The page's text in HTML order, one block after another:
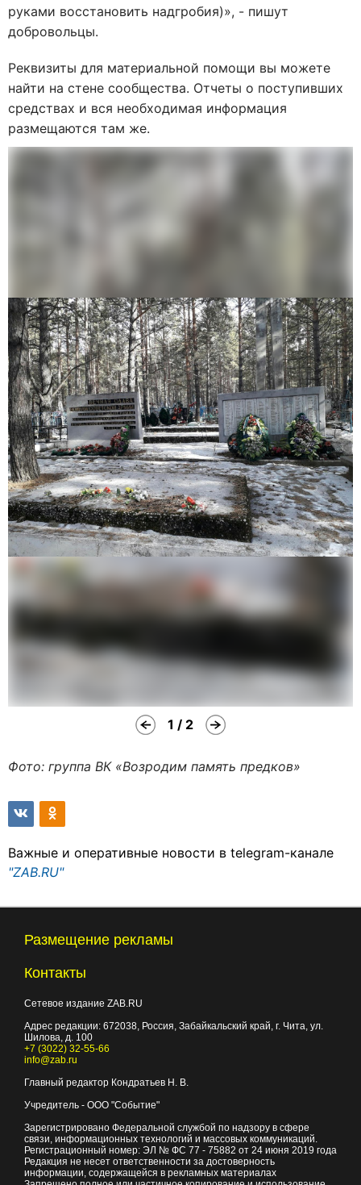
руками восстановить надгробия)», - пишут
добровольцы.
Реквизиты для материальной помощи вы можете
найти на стене сообщества. Отчеты о поступивших
средствах и вся необходимая информация
размещаются там же.
1 / 2
Фото: группа ВК «Возродим память предков»
Важные и оперативные новости в telegram-канале
"ZAB.RU"
Размещение рекламы
Контакты
Сетевое издание ZAB.RU
Адрес редакции: 672038, Россия, Забайкальский край, г. Чита, ул.
Шилова, д. 100
+7 (3022) 32-55-66
info@zab.ru
Главный редактор Кондратьев Н. В.
Учредитель - ООО "Событие"
Зарегистрировано Федеральной службой по надзору в сфере
связи, информационных технологий и массовых коммуникаций.
Регистрационный номер: ЭЛ № ФС 77 - 75882 от 24 июня 2019 года
Редакция не несет ответственности за достоверность
информации, содержащейся в рекламных материалах